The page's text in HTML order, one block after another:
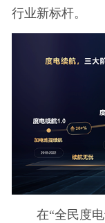
行业新标杆。
在“全民度